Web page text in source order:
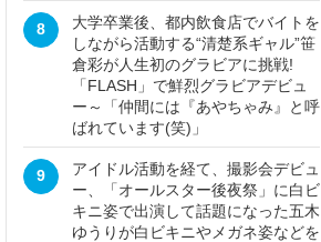
8
大学卒業後、都内飲食店でバイトを
しながら活動する“清楚系ギャル”笹
倉彩が人生初のグラビアに挑戦!
「FLASH」で鮮烈グラビアデビュ
ー～「仲間には『あやちゃみ』と呼
ばれています(笑)」
9
アイドル活動を経て、撮影会デビュ
ー、「オールスター後夜祭」に白ビ
キニ姿で出演して話題になった五木
ゆうりが白ビキニやメガネ姿などを